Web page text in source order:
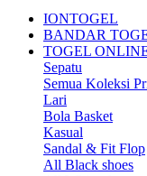
IONTOGEL
BANDAR
TOGEL
Sepatu
Semua Koleksi
Lari
Bola Basket
Kasual
Sandal & Fit Flop
All Black shoes